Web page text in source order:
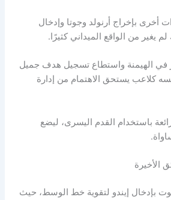
أخرى بإخراج أرنولد وجوتا وإدخال
يغير من الواقع الميداني كثيرًا.
في الهيمنة واستطاع تسجيل هدف جميل
كلاعب يستحق الاهتمام من إدارة
باستخدام القدم اليسرى، ليضع
الأخيرة
71، قام سلوت بإدخال إيندو لتقوية خط الوسط، حيث